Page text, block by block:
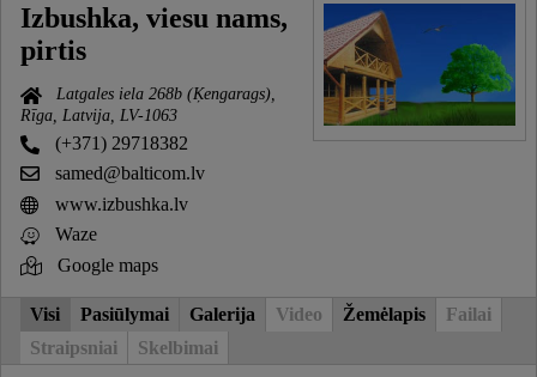
Izbushka, viesu nams,
pirtis
Latgales iela 268b (Ķengarags),
Rīga, Latvija, LV-1063
(+371) 29718382
samed@balticom.lv
www.izbushka.lv
Waze
Google maps
Visi Pasiūlymai Galerija Video Žemėlapis
Failai
Straipsniai
Skelbimai